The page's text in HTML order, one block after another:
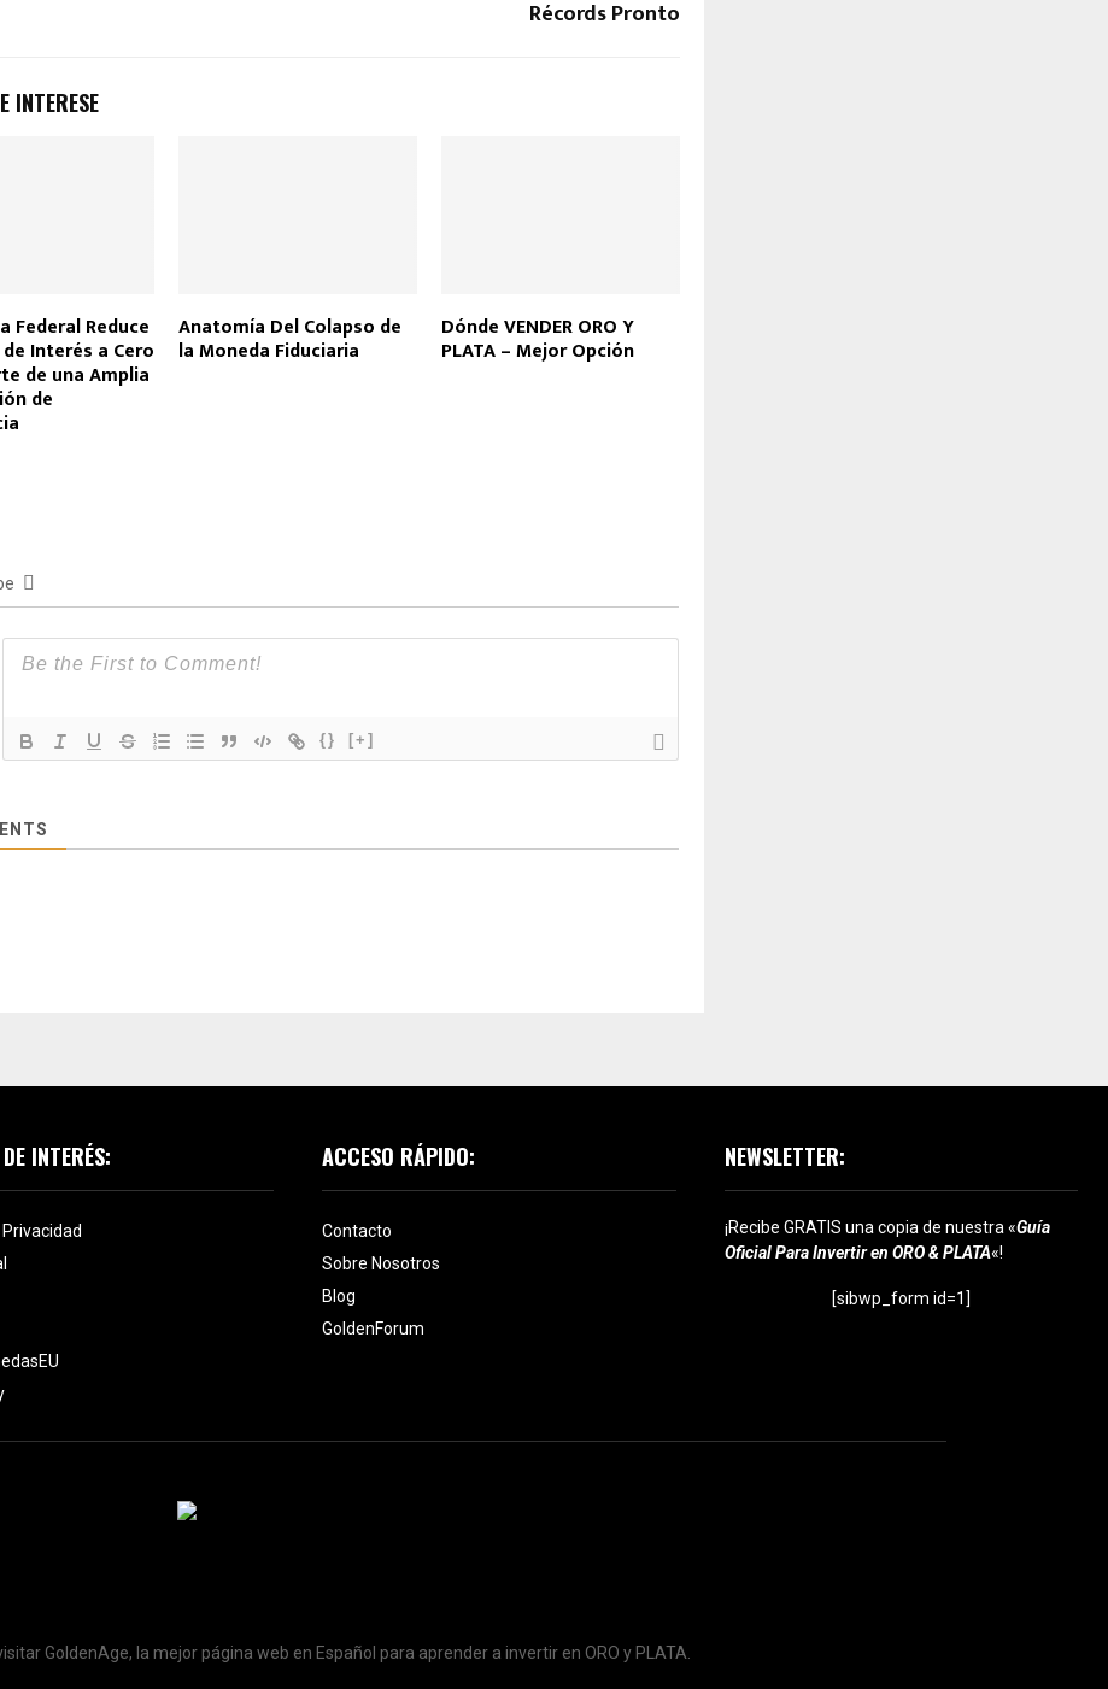
Récords Pronto
INTERESE
Federal Reduce
Interés a Cero
de una Amplia
de
Anatomía Del Colapso de
la Moneda Fiduciaria
Dónde VENDER ORO Y
PLATA – Mejor Opción
{} [+]
INTERÉS: ACCESO RÁPIDO:
Contacto
Sobre Nosotros
Blog
GoldenForum
NEWSLETTER:
¡Recibe GRATIS una copia de nuestra «Guía
Oficial Para Invertir en ORO & PLATA«!
[sibwp_form id=1]
GoldenAge, la mejor página web en Español para aprender a invertir en ORO y PLATA.